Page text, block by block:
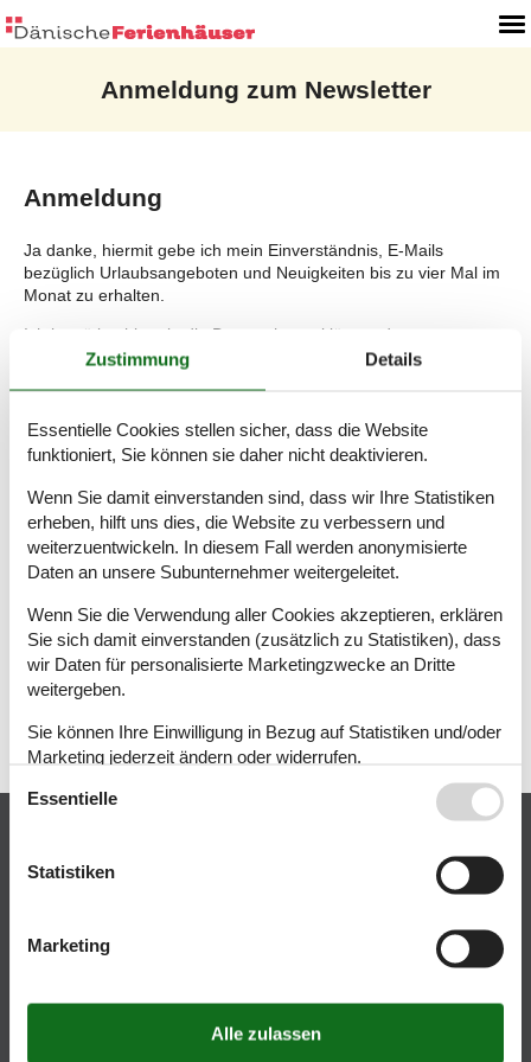
Anmeldung zum Newsletter
Anmeldung
Ja danke, hiermit gebe ich mein Einverständnis, E-Mails
bezüglich Urlaubsangeboten und Neuigkeiten bis zu vier Mal im
Monat zu erhalten.
Ich bestätige hiermit,
die Datenschutzerklärung der
DanischeFerienhauser.de
gelesen zu haben und akzeptiere
die Einwilligung bezgl. der Verarbeitung meiner
personenbezogen Daten, widerrufen kann.
E-Mail
Verifizieren...
Geschützt durchALTCHA
Abbestellen Anmelden
Zustimmung Details
Essentielle Cookies stellen sicher, dass die Website
funktioniert, Sie können sie daher nicht deaktivieren.
Wenn Sie damit einverstanden sind, dass wir Ihre Statistiken
erheben, hilft uns dies, die Website zu verbessern und
weiterzuentwickeln. In diesem Fall werden anonymisierte
Daten an unsere Subunternehmer weitergeleitet.
Wenn Sie die Verwendung aller Cookies akzeptieren, erklären
Sie sich damit einverstanden (zusätzlich zu Statistiken), dass
wir Daten für personalisierte Marketingzwecke an Dritte
weitergeben.
Sie können Ihre Einwilligung in Bezug auf Statistiken und/oder
Marketing jederzeit ändern oder widerrufen.
Siehe auch unsere
Essentielle
Statistiken
Marketing